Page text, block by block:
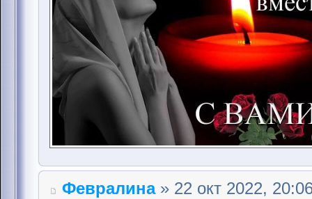
Февралина» 22 окт 2022,